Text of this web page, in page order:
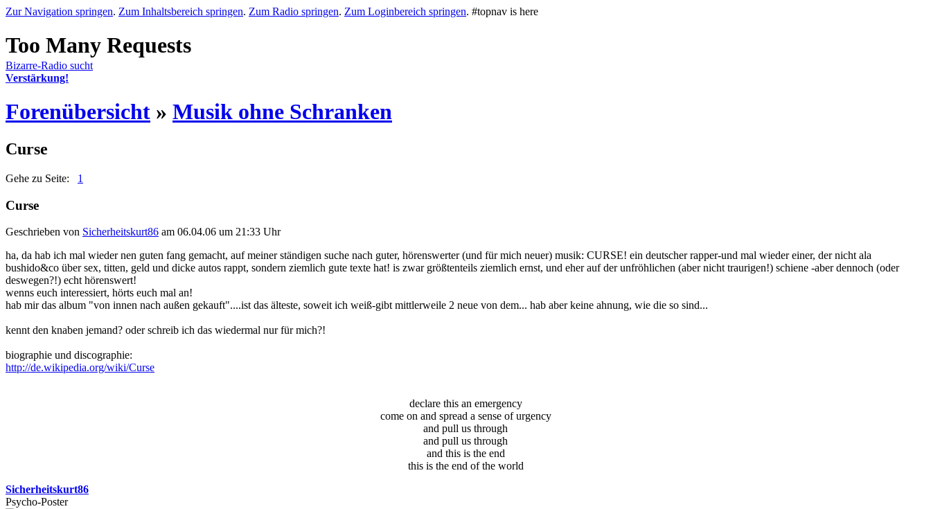
Zur Navigation springen. Zum Inhaltsbereich springen. Zum Radio springen. Zum Loginbereich springen. #topnav is here
Bizarre-Radio sucht
Verstärkung!
Forenübersicht » Musik ohne Schranken
Curse
Gehe zu Seite: 1
Curse
Geschrieben von Sicherheitskurt86 am 06.04.06 um 21:33 Uhr
ha, da hab ich mal wieder nen guten fang gemacht, auf meiner ständigen suche nach guter, hörenswerter (und für mich neuer) musik: CURSE! ein deutscher rapper-und mal wieder einer, der nicht ala
bushido&co über sex, titten, geld und dicke autos rappt, sondern ziemlich gute texte hat! is zwar größtenteils ziemlich ernst, und eher auf der unfröhlichen (aber nicht traurigen!) schiene -aber dennoch (oder
deswegen?!) echt hörenswert!
wenns euch interessiert, hörts euch mal an!
hab mir das album "von innen nach außen gekauft"....ist das älteste, soweit ich weiß-gibt mittlerweile 2 neue von dem... hab aber keine ahnung, wie die so sind...
kennt den knaben jemand? oder schreib ich das wiedermal nur für mich?!
biographie und discographie:
http://de.wikipedia.org/wiki/Curse
declare this an emergency
come on and spread a sense of urgency
and pull us through
and pull us through
and this is the end
this is the end of the world
Sicherheitskurt86
Psycho-Poster